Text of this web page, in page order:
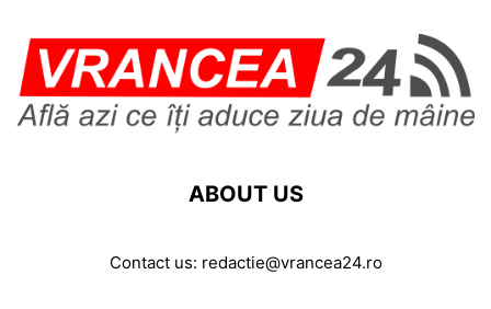
ABOUT US
Contact us: redactie@vrancea24.ro